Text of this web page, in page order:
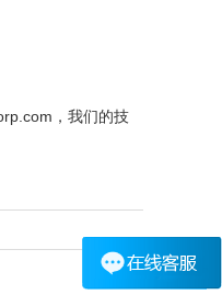
，我们的技